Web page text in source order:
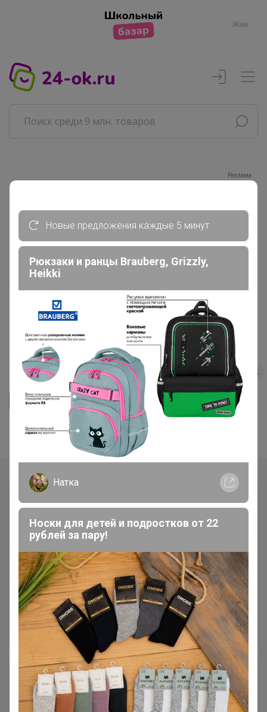
Жми
Реклама
Главная
Совместные покупки
АРХИВ СП
РАЗНОЕ
Удобрения, регуляторы роста,
грунты и прочее ❗ без транспортных
❗ минимальное ожидание ❗ выкуп
каждую в неделю (svet)
263 5.0 32K 41.9K 1.6K 5
Ответить
Показаны записи
Сбор заказов в данной закупке
завершен
Новые предложения каждые 5 минут
Рюкзаки и ранцы Brauberg, Grizzly,
Heikki
Натка
Носки для детей и подростков от 22
рублей за пару!